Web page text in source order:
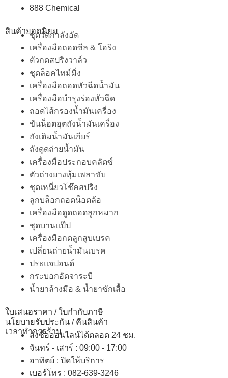
888 Chemical
สินค้ายอดนิยม
ชุดวัดกำลังอัด
เครื่องมือถอดซีล & โอริง
ตัวกดสปริงวาล์ว
ชุดล็อคไทม์มิ่ง
เครื่องมือถอดหัวฉีดน้ำมัน
เครื่องมือบำรุงร่องหัวฉีด
ถอดไส้กรองน้ำมันเครื่อง
ขันน็อตอุตถังน้ำมันเครื่อง
ถังเติมน้ำมันเกียร์
ถังดูดถ่ายน้ำมัน
เครื่องมือประกอบคลัตซ์
ตัวถ่างยางหุ้มเพลาขับ
ชุดเหนี่ยวโช๊คสปริง
ลูกบล็อกถอดน็อตล้อ
เครื่องมือดูดถอดลูกหมาก
ชุดบานแป๊ป
เครื่องมือกดลูกสูบเบรค
เปลี่ยนถ่ายน้ำมันเบรค
ประแจปอนด์
กระบอกอัดจาระบี
น้ำยาล้างมือ & น้ำยาซักเสื้อ
ใบเสนอราคา / ใบกำกับภาษี
นโยบายรับประกัน / คืนสินค้า
เวลาทำการร้าน
สั่งซื้อออนไลน์ได้ตลอด 24 ชม.
จันทร์ - เสาร์ : 09:00 - 17:00
อาทิตย์ : ปิดให้บริการ
เบอร์โทร : 082-639-3246